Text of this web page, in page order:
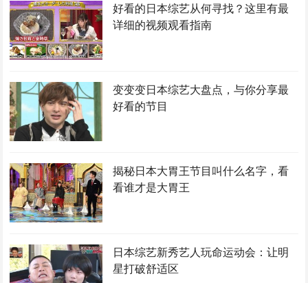
好看的日本综艺从何寻找？这里有最
详细的视频观看指南
变变变日本综艺大盘点，与你分享最
好看的节目
揭秘日本大胃王节目叫什么名字，看
看谁才是大胃王
日本综艺新秀艺人玩命运动会：让明
星打破舒适区